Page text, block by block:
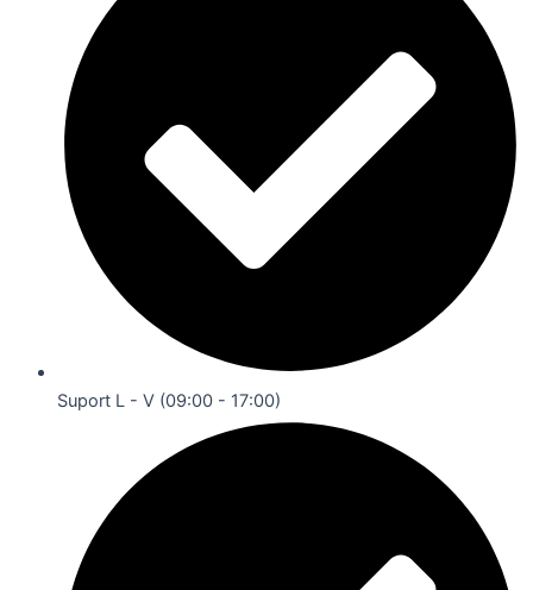
Suport L - V (09:00 - 17:00)